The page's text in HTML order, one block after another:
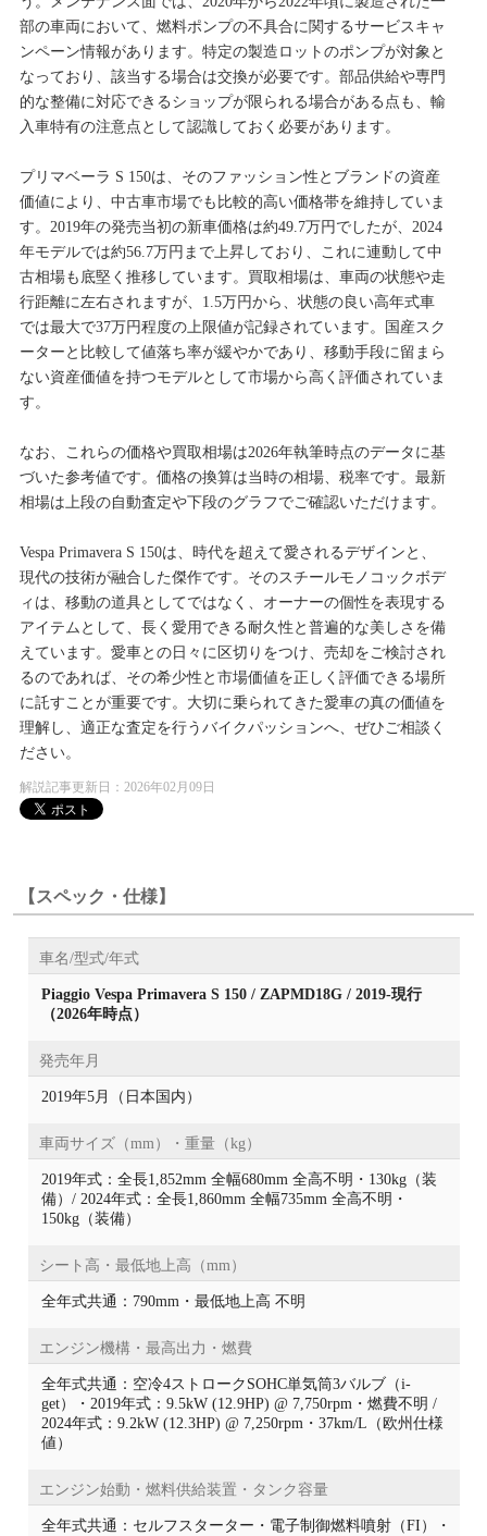
部の車両において、燃料ポンプの不具合に関するサービスキャ
ンペーン情報があります。特定の製造ロットのポンプが対象と
なっており、該当する場合は交換が必要です。部品供給や専門
的な整備に対応できるショップが限られる場合がある点も、輸
入車特有の注意点として認識しておく必要があります。
プリマベーラ S 150は、そのファッション性とブランドの資産
価値により、中古車市場でも比較的高い価格帯を維持していま
す。2019年の発売当初の新車価格は約49.7万円でしたが、2024
年モデルでは約56.7万円まで上昇しており、これに連動して中
古相場も底堅く推移しています。買取相場は、車両の状態や走
行距離に左右されますが、1.5万円から、状態の良い高年式車
では最大で37万円程度の上限値が記録されています。国産スク
ーターと比較して値落ち率が緩やかであり、移動手段に留まら
ない資産価値を持つモデルとして市場から高く評価されていま
す。
なお、これらの価格や買取相場は2026年執筆時点のデータに基
づいた参考値です。価格の換算は当時の相場、税率です。最新
相場は上段の自動査定や下段のグラフでご確認いただけます。
Vespa Primavera S 150は、時代を超えて愛されるデザインと、
現代の技術が融合した傑作です。そのスチールモノコックボデ
ィは、移動の道具としてではなく、オーナーの個性を表現する
アイテムとして、長く愛用できる耐久性と普遍的な美しさを備
えています。愛車との日々に区切りをつけ、売却をご検討され
るのであれば、その希少性と市場価値を正しく評価できる場所
に託すことが重要です。大切に乗られてきた愛車の真の価値を
理解し、適正な査定を行うバイクパッションへ、ぜひご相談く
ださい。
解説記事更新日：2026年02月09日
【スペック・仕様】
車名/型式/年式
Piaggio Vespa Primavera S 150 / ZAPMD18G / 2019-現行
（2026年時点）
発売年月
2019年5月（日本国内）
車両サイズ（mm）・重量（kg）
2019年式：全長1,852mm 全幅680mm 全高不明・130kg（装
備）/ 2024年式：全長1,860mm 全幅735mm 全高不明・
150kg（装備）
シート高・最低地上高（mm）
全年式共通：790mm・最低地上高 不明
エンジン機構・最高出力・燃費
全年式共通：空冷4ストロークSOHC単気筒3バルブ（i-
get）・2019年式：9.5kW (12.9HP) @ 7,750rpm・燃費不明 /
2024年式：9.2kW (12.3HP) @ 7,250rpm・37km/L（欧州仕様
値）
エンジン始動・燃料供給装置・タンク容量
全年式共通：セルフスターター・電子制御燃料噴射（FI）・